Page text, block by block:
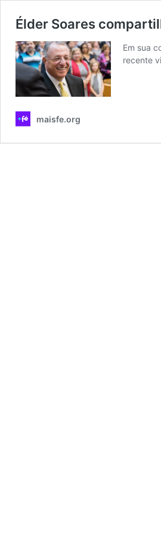
Élder Soares
Em sua
recente
maisfe.org